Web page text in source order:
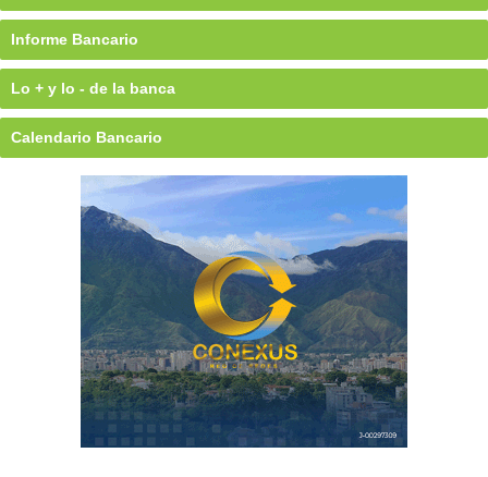
Informe Bancario
Lo + y lo - de la banca
Calendario Bancario